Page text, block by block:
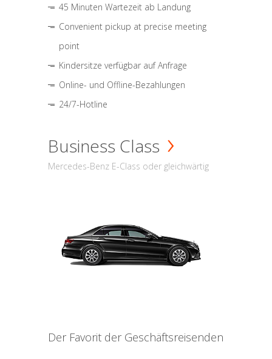
45 Minuten Wartezeit ab Landung
Convenient pickup at precise meeting
point
Kindersitze verfügbar auf Anfrage
Online- und Offline-Bezahlungen
24/7-Hotline
Business Class
Mercedes-Benz E-Class oder gleichwärtig
Der Favorit der Geschäftsreisenden